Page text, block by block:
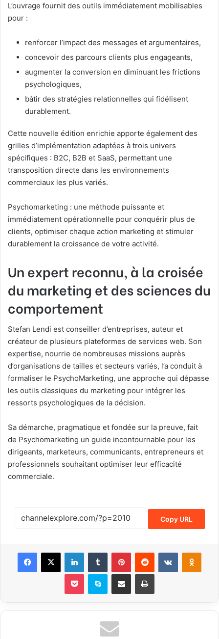
L’ouvrage fournit des outils immédiatement mobilisables
pour :
renforcer l’impact des messages et argumentaires,
concevoir des parcours clients plus engageants,
augmenter la conversion en diminuant les frictions
psychologiques,
bâtir des stratégies relationnelles qui fidélisent
durablement.
Cette nouvelle édition enrichie apporte également des
grilles d’implémentation adaptées à trois univers
spécifiques : B2C, B2B et SaaS, permettant une
transposition directe dans les environnements
commerciaux les plus variés.
Psychomarketing : une méthode puissante et
immédiatement opérationnelle pour conquérir plus de
clients, optimiser chaque action marketing et stimuler
durablement la croissance de votre activité.
Un expert reconnu, à la croisée
du marketing et des sciences du
comportement
Stefan Lendi est conseiller d’entreprises, auteur et
créateur de plusieurs plateformes de services web. Son
expertise, nourrie de nombreuses missions auprès
d’organisations de tailles et secteurs variés, l’a conduit à
formaliser le PsychoMarketing, une approche qui dépasse
les outils classiques du marketing pour intégrer les
ressorts psychologiques de la décision.
Sa démarche, pragmatique et fondée sur la preuve, fait
de Psychomarketing un guide incontournable pour les
dirigeants, marketeurs, communicants, entrepreneurs et
professionnels souhaitant optimiser leur efficacité
commerciale.
Copy URL